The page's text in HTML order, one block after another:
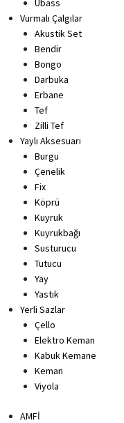
Ubass
Vurmalı Çalgılar
Akustik Set
Bendir
Bongo
Darbuka
Erbane
Tef
Zilli Tef
Yaylı Aksesuarı
Burgu
Çenelik
Fix
Köprü
Kuyruk
Kuyrukbağı
Susturucu
Tutucu
Yay
Yastık
Yerli Sazlar
Çello
Elektro Keman
Kabuk Kemane
Keman
Viyola
AMFİ